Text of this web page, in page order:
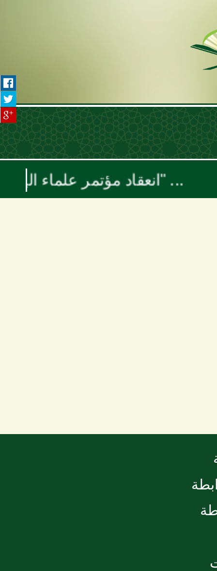
انعقاد مؤتمر علماء اليمن السنوي بعنوان "موقف علماء الأمة تجاه حرب الإبادة والتجويع في غزة ومخطط إسرائيل الكبرى"